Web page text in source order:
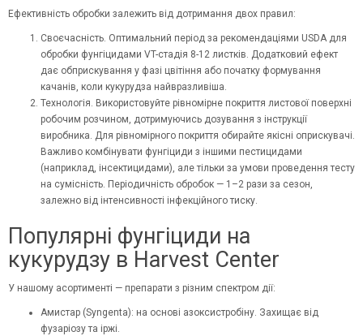
Ефективність обробки залежить від дотримання двох правил:
Своєчасність. Оптимальний період за рекомендаціями USDA для
обробки фунгіцидами VT-стадія 8-12 листків. Додатковий ефект
дає обприскування у фазі цвітіння або початку формування
качанів, коли кукурудза найвразливіша.
Технологія. Використовуйте рівномірне покриття листової поверхні
робочим розчином, дотримуючись дозування з інструкції
виробника. Для рівномірного покриття обирайте якісні оприскувачі.
Важливо комбінувати фунгіциди з іншими пестицидами
(наприклад, інсектицидами), але тільки за умови проведення тесту
на сумісність. Періодичність обробок — 1–2 рази за сезон,
залежно від інтенсивності інфекційного тиску.
Популярні фунгіциди на
кукурудзу в Harvest Center
У нашому асортименті — препарати з різним спектром дії:
Амистар (Syngenta): на основі азоксистробіну. Захищає від
фузаріозу та іржі.